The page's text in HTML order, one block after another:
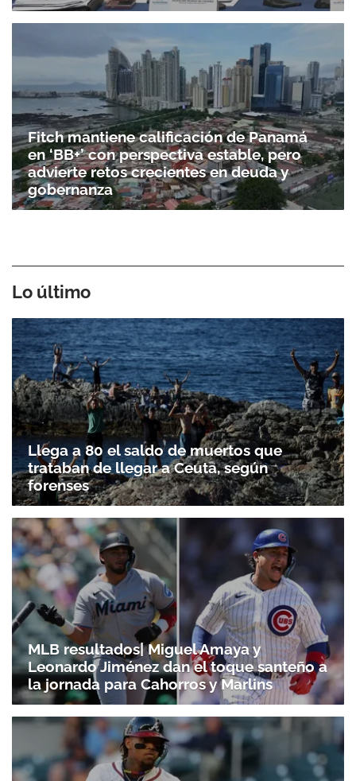
Fitch mantiene calificación de Panamá
en ‘BB+’ con perspectiva estable, pero
advierte retos crecientes en deuda y
gobernanza
Lo último
Llega a 80 el saldo de muertos que
trataban de llegar a Ceuta, según
forenses
MLB resultados| Miguel Amaya y
Leonardo Jiménez dan el toque santeño a
la jornada para Cahorros y Marlins